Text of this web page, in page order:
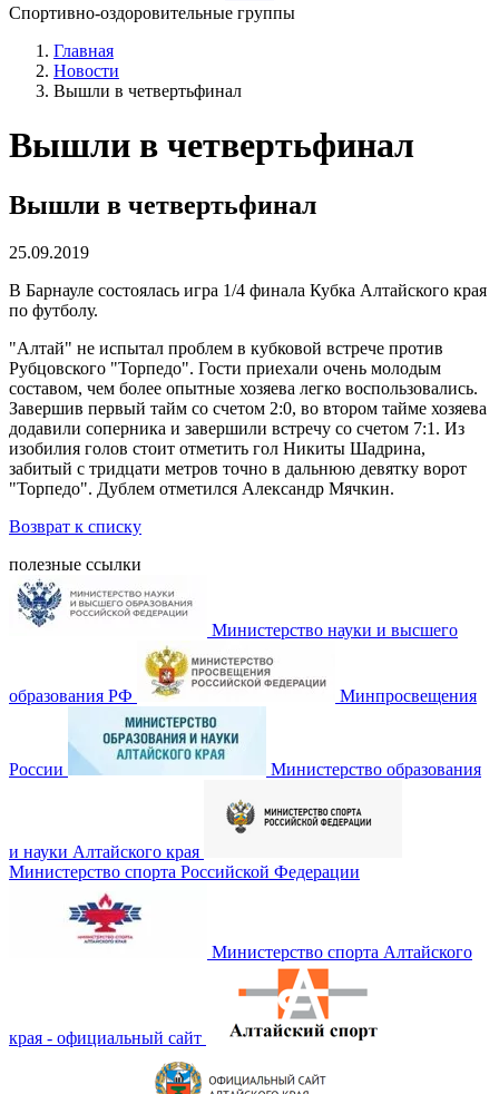
Спортивно-оздоровительные группы
Главная
Новости
Вышли в четвертьфинал
Вышли в четвертьфинал
Вышли в четвертьфинал
25.09.2019
В Барнауле состоялась игра 1/4 финала Кубка Алтайского края
по футболу.
"Алтай" не испытал проблем в кубковой встрече против
Рубцовского "Торпедо". Гости приехали очень молодым
составом, чем более опытные хозяева легко воспользовались.
Завершив первый тайм со счетом 2:0, во втором тайме хозяева
додавили соперника и завершили встречу со счетом 7:1. Из
изобилия голов стоит отметить гол Никиты Шадрина,
забитый с тридцати метров точно в дальнюю девятку ворот
"Торпедо". Дублем отметился Александр Мячкин.
Возврат к списку
полезные ссылки
Министерство науки и высшего
образования РФ Минпросвещения
России Министерство образования
и науки Алтайского края
Министерство спорта Российской Федерации
Министерство спорта Алтайского
края - официальный сайт